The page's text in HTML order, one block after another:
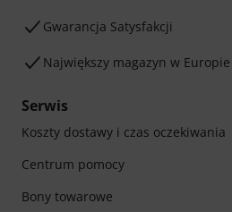
Gwarancja Satysfakcji
Największy magazyn w Europie
Serwis
Koszty dostawy i czas oczekiwania
Centrum pomocy
Bony towarowe